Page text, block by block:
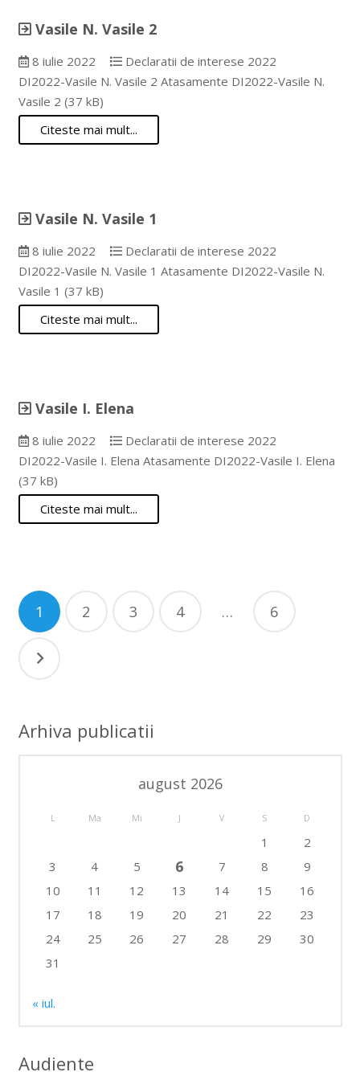
Vasile N. Vasile 2
8 iulie 2022
Declaratii de interese 2022
DI2022-Vasile N. Vasile 2 Atasamente DI2022-Vasile N.
Vasile 2 (37 kB)
Citeste mai mult...
Vasile N. Vasile 1
8 iulie 2022
Declaratii de interese 2022
DI2022-Vasile N. Vasile 1 Atasamente DI2022-Vasile N.
Vasile 1 (37 kB)
Citeste mai mult...
Vasile I. Elena
8 iulie 2022
Declaratii de interese 2022
DI2022-Vasile I. Elena Atasamente DI2022-Vasile I. Elena
(37 kB)
Citeste mai mult...
Paginație
articole
1 2 3 4 … 6
Arhiva publicatii
august 2026
L Ma Mi J V S D
1
2
3
4 5 6 7 8
9
10
11 12 13 14 15
16
17
18 19 20 21 22
23
24
25 26 27 28 29
30
31
« iul.
Audiente